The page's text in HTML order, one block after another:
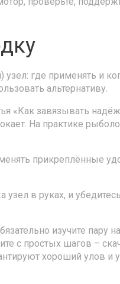
где применять и
альтернативу.
«Как завязывать
На практике
прикреплённые
в руках, и
изучите
с простых шагов –
хороший улов и